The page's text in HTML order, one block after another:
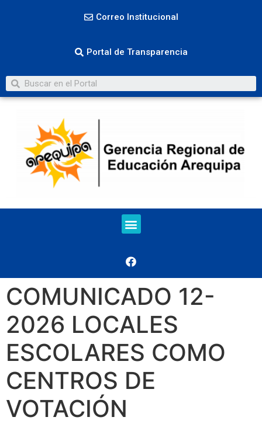
Correo Institucional
Portal de Transparencia
COMUNICADO 12-
2026 LOCALES
ESCOLARES COMO
CENTROS DE
VOTACIÓN